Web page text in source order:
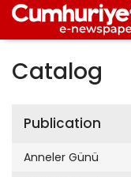
Catalog
Publication
Anneler Günü